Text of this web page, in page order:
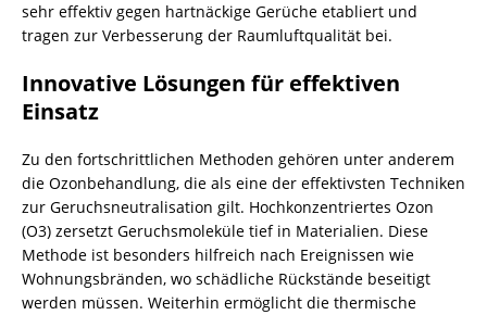
sehr effektiv gegen hartnäckige Gerüche etabliert und
tragen zur Verbesserung der Raumluftqualität bei.
Innovative Lösungen für effektiven
Einsatz
Zu den fortschrittlichen Methoden gehören unter anderem
die Ozonbehandlung, die als eine der effektivsten Techniken
zur Geruchsneutralisation gilt. Hochkonzentriertes Ozon
(O3) zersetzt Geruchsmoleküle tief in Materialien. Diese
Methode ist besonders hilfreich nach Ereignissen wie
Wohnungsbränden, wo schädliche Rückstände beseitigt
werden müssen. Weiterhin ermöglicht die thermische